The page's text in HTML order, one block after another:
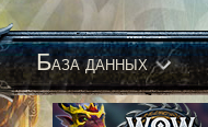
База данных